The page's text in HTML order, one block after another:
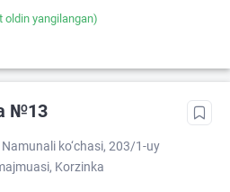
oldin yangilangan)
№13
Namunali ko‘chasi, 203/1-uy
Korzinka